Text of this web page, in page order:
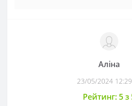
Аліна
23/05/2024
Рейтинг: 5 з